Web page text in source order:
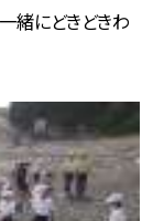
緒にどきどきわ